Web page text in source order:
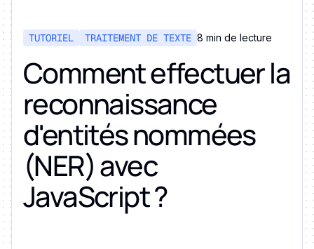
TUTORIEL TRAITEMENT DE TEXTE 8 min de lecture
Comment effectuer la
reconnaissance
d'entités nommées
(NER) avec
JavaScript ?